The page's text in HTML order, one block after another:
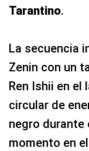
Tarantino.
La secuencia
Zenin con un
Ren Ishii en el
circular de
negro durante
momento en